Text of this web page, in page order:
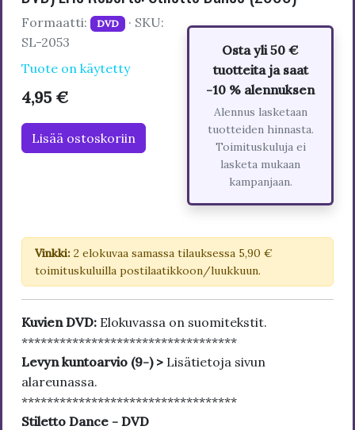
Formaatti: DVD · SKU:
SL-2053
Tuote on käytetty
4,95 €
Lisää ostoskoriin
Osta yli 50 €
tuotteita ja saat
-10 % alennuksen
Alennus lasketaan
tuotteiden hinnasta.
Toimituskuluja ei
lasketa mukaan
kampanjaan.
Vinkki: 2 elokuvaa samassa tilauksessa 5,90 €
toimituskuluilla postilaatikkoon/luukkuun.
Kuvien DVD: Elokuvassa on suomitekstit.
**********************************
Levyn kuntoarvio (9-) > Lisätietoja sivun
alareunassa.
**********************************
Stiletto Dance - DVD